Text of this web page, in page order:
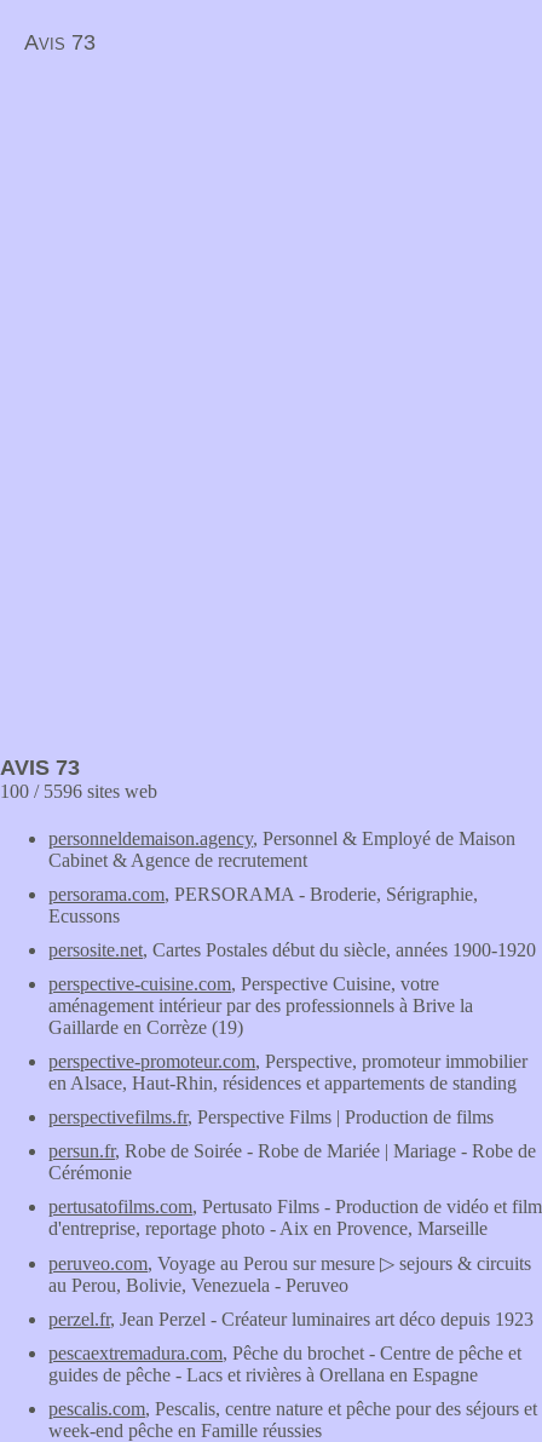
Avis 73
AVIS 73
100 / 5596 sites web
personneldemaison.agency, Personnel & Employé de Maison
Cabinet & Agence de recrutement
persorama.com, PERSORAMA - Broderie, Sérigraphie,
Ecussons
persosite.net, Cartes Postales début du siècle, années 1900-1920
perspective-cuisine.com, Perspective Cuisine, votre
aménagement intérieur par des professionnels à Brive la
Gaillarde en Corrèze (19)
perspective-promoteur.com, Perspective, promoteur immobilier
en Alsace, Haut-Rhin, résidences et appartements de standing
perspectivefilms.fr, Perspective Films | Production de films
persun.fr, Robe de Soirée - Robe de Mariée | Mariage - Robe de
Cérémonie
pertusatofilms.com, Pertusato Films - Production de vidéo et film
d'entreprise, reportage photo - Aix en Provence, Marseille
peruveo.com, Voyage au Perou sur mesure ▷ sejours & circuits
au Perou, Bolivie, Venezuela - Peruveo
perzel.fr, Jean Perzel - Créateur luminaires art déco depuis 1923
pescaextremadura.com, Pêche du brochet - Centre de pêche et
guides de pêche - Lacs et rivières à Orellana en Espagne
pescalis.com, Pescalis, centre nature et pêche pour des séjours et
week-end pêche en Famille réussies